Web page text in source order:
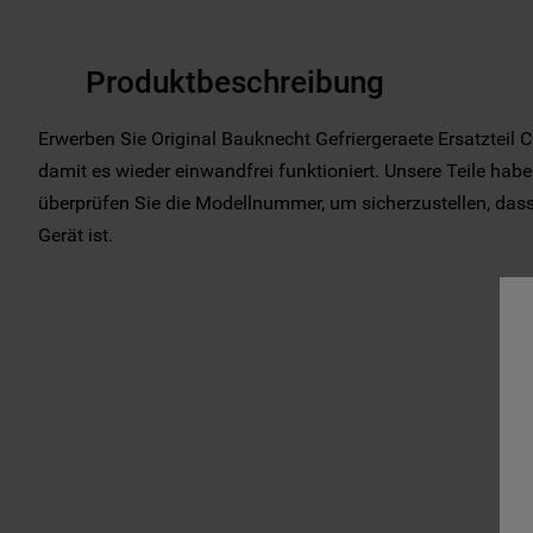
Produktbeschreibung
Erwerben Sie Original Bauknecht Gefriergeraete Ersatzteil
damit es wieder einwandfrei funktioniert. Unsere Teile
überprüfen Sie die Modellnummer, um sicherzustellen,
Gerät ist.